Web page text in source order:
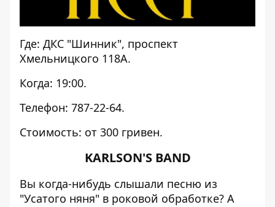
Где: ДКС "Шинник", проспект
Хмельницкого 118А.
Когда: 19:00.
Телефон: 787-22-64.
Стоимость: от 300 гривен.
KARLSON'S BAND
Вы когда-нибудь слышали песню из
"Усатого няня" в роковой обработке? А